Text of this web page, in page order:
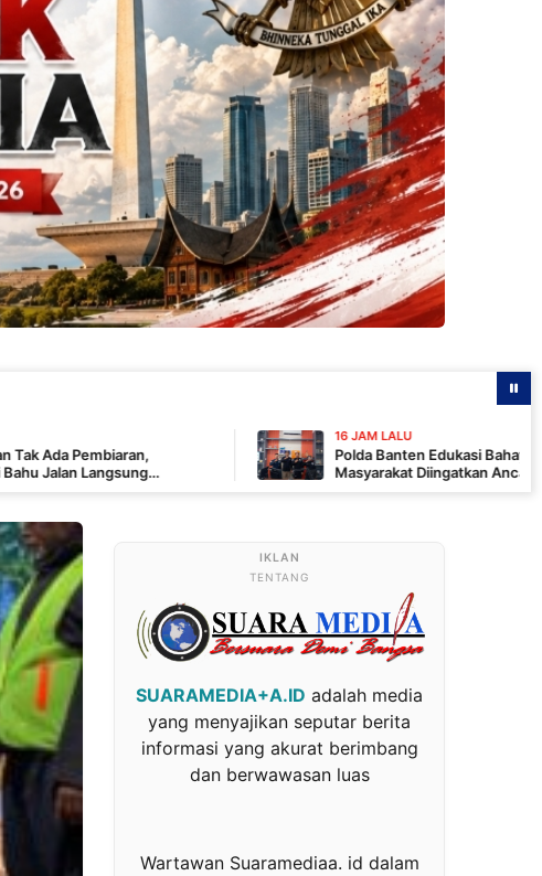
16 JAM LALU
Polda Banten Edukasi Bahaya Karhutla Lewat
Masyarakat Diingatkan Ancaman Pidana
TENTANG
SUARAMEDIA+A.ID adalah media
yang menyajikan seputar berita
informasi yang akurat berimbang
dan berwawasan luas
Wartawan Suaramediaa. id dalam